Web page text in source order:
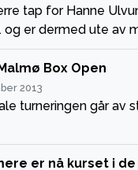
tap for Hanne
og er dermed ute av
Box Open
2013
turneringen går av
er nå kurset i